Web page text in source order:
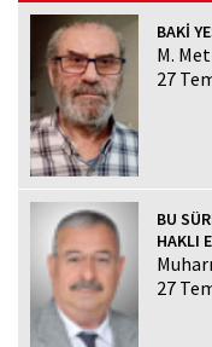
BAKİ
M.
27
BU
HAKLI
27